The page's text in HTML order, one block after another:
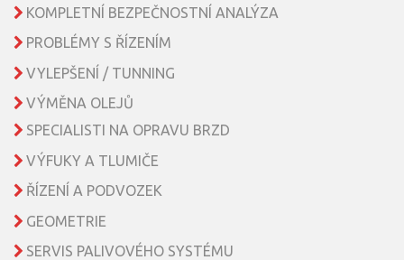
KOMPLETNÍ BEZPEČNOSTNÍ ANALÝZA
PROBLÉMY S ŘÍZENÍM
VYLEPŠENÍ / TUNNING
VÝMĚNA OLEJŮ
SPECIALISTI NA OPRAVU BRZD
VÝFUKY A TLUMIČE
ŘÍZENÍ A PODVOZEK
GEOMETRIE
SERVIS PALIVOVÉHO SYSTÉMU